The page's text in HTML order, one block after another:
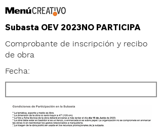
Subasta OEV 2023NO PARTICIPA
Comprobante de inscripción y recibo
de obra
Fecha: